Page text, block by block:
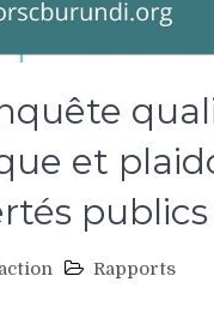
et
Rapports